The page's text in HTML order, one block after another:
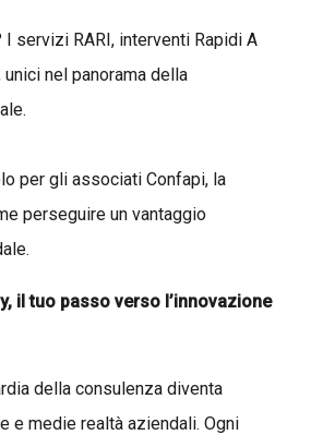
servizi RARI, interventi Rapidi A
nel panorama della
per gli associati Confapi, la
perseguire un vantaggio
il tuo passo verso l’innovazione
della consulenza diventa
e medie realtà aziendali. Ogni